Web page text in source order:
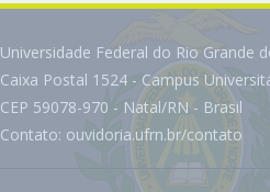
Universidade Federal do Rio Grande
Caixa Postal 1524 - Campus
CEP 59078-970 - Natal/RN - Brasil
Contato: ouvidoria.ufrn.br/contato